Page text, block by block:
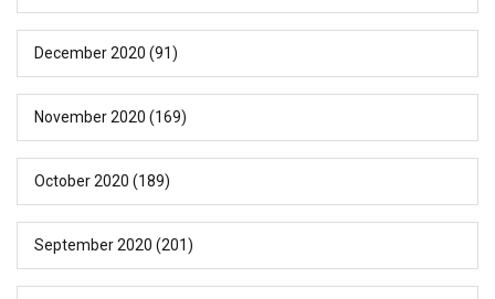
December 2020 (91)
November 2020 (169)
October 2020 (189)
September 2020 (201)